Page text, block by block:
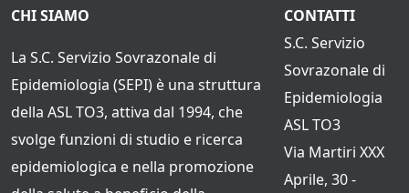
CHI SIAMO
La S.C. Servizio Sovrazonale di
Epidemiologia (SEPI) è una struttura
della ASL TO3, attiva dal 1994, che
svolge funzioni di studio e ricerca
epidemiologica e nella promozione
CONTATTI
S.C. Servizio
Sovrazonale di
Epidemiologia
ASL TO3
Via Martiri XXX
Aprile, 30 -